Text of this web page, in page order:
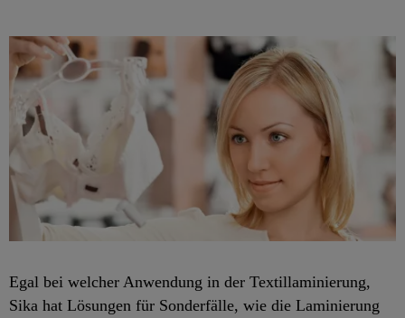
Egal bei welcher Anwendung in der Textillaminierung,
Sika hat Lösungen für Sonderfälle, wie die Laminierung